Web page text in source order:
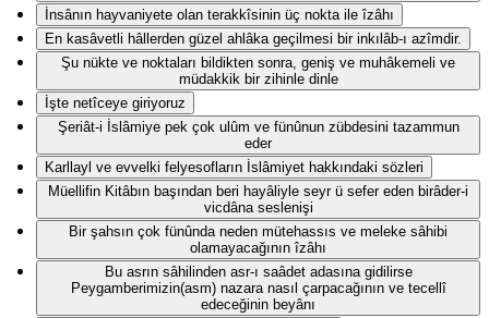
İnsânın hayvaniyete olan terakkîsinin üç nokta ile îzâhı
En kasâvetli hâllerden güzel ahlâka geçilmesi bir inkılâb-ı azîmdir.
Şu nükte ve noktaları bildikten sonra, geniş ve muhâkemeli ve
müdakkik bir zihinle dinle
İşte netîceye giriyoruz
Şeriât-i İslâmiye pek çok ulûm ve fünûnun zübdesini tazammun
eder
Karllayl ve evvelki felyesofların İslâmiyet hakkındaki sözleri
Müellifin Kitâbın başından beri hayâliyle seyr ü sefer eden birâder-i
vicdâna seslenişi
Bir şahsın çok fünûnda neden mütehassıs ve meleke sâhibi
olamayacağının îzâhı
Bu asrın sâhilinden asr-ı saâdet adasına gidilirse
Peygamberimizin(asm) nazara nasıl çarpacağının ve tecellî
edeceğinin beyânı